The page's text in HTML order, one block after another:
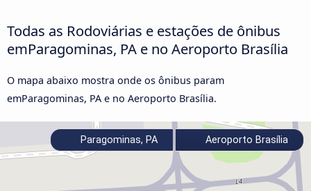
Todas as Rodoviárias e estações de ônibus
emParagominas, PA e no Aeroporto Brasília
O mapa abaixo mostra onde os ônibus param
emParagominas, PA e no Aeroporto Brasília.
Paragominas, PA Aeroporto Brasília